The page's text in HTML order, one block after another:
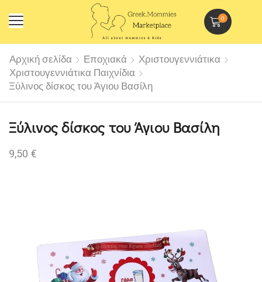
0
Αρχική σελίδα Εποχιακά
Χριστουγεννιάτικα
Χριστουγεννιάτικα Παιχνίδια
Ξύλινος δίσκος του Άγιου Βασίλη
Ξύλινος δίσκος του Άγιου Βασίλη
9,50 €